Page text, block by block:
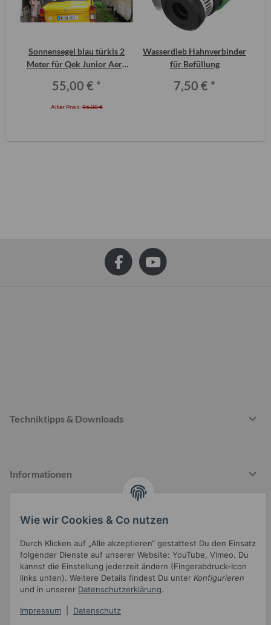
Sonnensegel blau türkis 2
Meter für Qek Junior Aero
55,00 € *
Alter Preis:96,00 €
Wasserdieb Hahnverbinder
für Befüllung
7,50 € *
Techniktipps & Downloads
Informationen
Wie wir Cookies & Co nutzen
Durch Klicken auf „Alle akzeptieren“ gestattest Du den Einsatz
folgender Dienste auf unserer Website: YouTube, Vimeo. Du
kannst die Einstellung jederzeit ändern (Fingerabdruck-Icon
links unten). Weitere Details findest Du unter Konfigurieren
und in unserer Datenschutzerklärung.
Impressum Datenschutz